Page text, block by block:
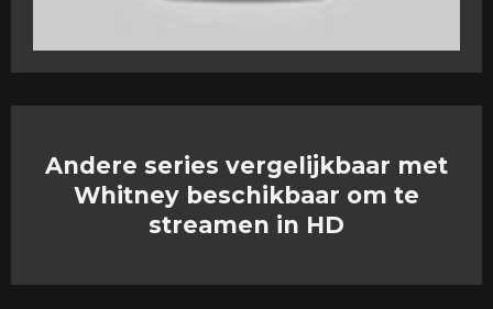
Andere series vergelijkbaar met
Whitney beschikbaar om te
streamen in HD